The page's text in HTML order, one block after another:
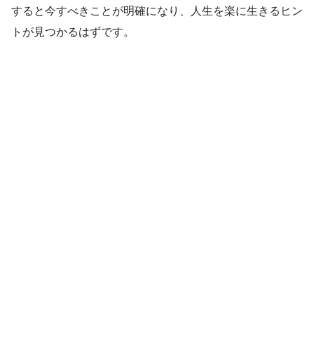
すると今すべきことが明確になり、人生を楽に生きるヒン
トが見つかるはずです。